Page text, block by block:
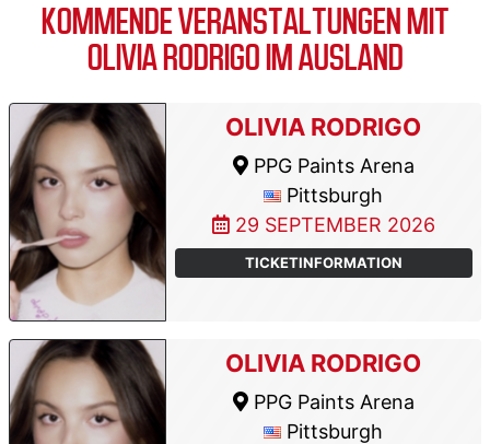
KOMMENDE VERANSTALTUNGEN MIT
OLIVIA RODRIGO IM AUSLAND
OLIVIA RODRIGO
PPG Paints Arena
Pittsburgh
29 SEPTEMBER 2026
TICKETINFORMATION
OLIVIA RODRIGO
PPG Paints Arena
Pittsburgh